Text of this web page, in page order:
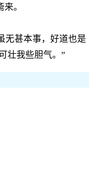
。
无甚本事，好道也是
壮我些胆气。”